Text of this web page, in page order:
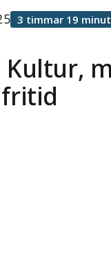
3 timmar 19